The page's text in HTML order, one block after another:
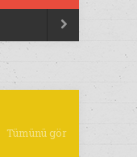

Tümünü gör